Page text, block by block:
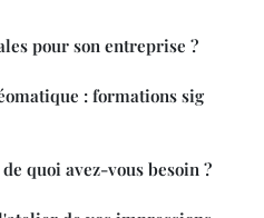
pour son entreprise ?
: formations sig
quoi avez-vous besoin ?